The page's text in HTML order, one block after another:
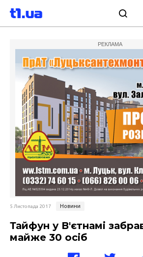
РЕКЛАМА
5 Листопада 2017 Новини
Тайфун у В'єтнамі
майже 30 осіб